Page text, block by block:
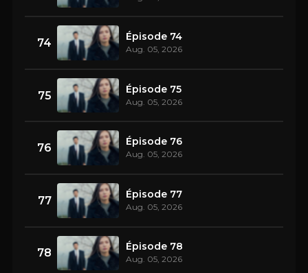
74 Épisode 74
Aug. 05, 2026
75 Épisode 75
Aug. 05, 2026
76 Épisode 76
Aug. 05, 2026
77 Épisode 77
Aug. 05, 2026
78 Épisode 78
Aug. 05, 2026